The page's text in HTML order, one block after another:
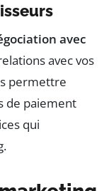
avec
avec vos
permettre
de paiement
qui